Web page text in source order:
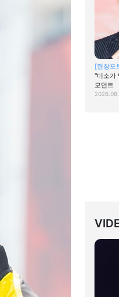
[현장포
"미소가
모먼트